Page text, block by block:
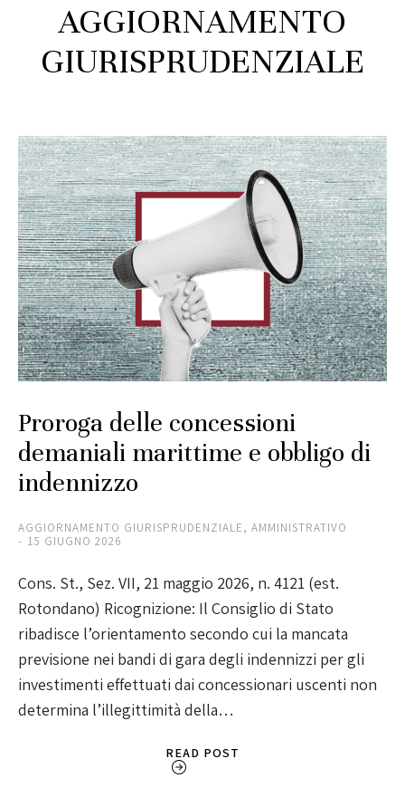
AGGIORNAMENTO
GIURISPRUDENZIALE
Proroga delle concessioni
demaniali marittime e obbligo di
indennizzo
AGGIORNAMENTO GIURISPRUDENZIALE, AMMINISTRATIVO
15 GIUGNO 2026
Cons. St., Sez. VII, 21 maggio 2026, n. 4121 (est.
Rotondano) Ricognizione: Il Consiglio di Stato
ribadisce l’orientamento secondo cui la mancata
previsione nei bandi di gara degli indennizzi per gli
investimenti effettuati dai concessionari uscenti non
determina l’illegittimità della…
READ POST